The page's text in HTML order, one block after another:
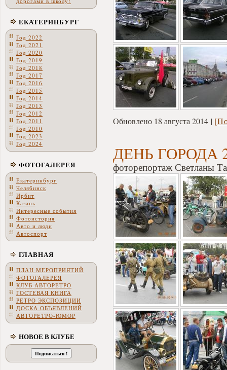
ЕКАТЕРИНБУРГ
Год 2022
Год 2021
Год 2020
Год 2019
Год 2018
Год 2017
Год 2016
Год 2015
Год 2014
Год 2013
Год 2012
Год 2011
Год 2010
Год 2023
Год 2024
ФОТОГАЛЕРЕЯ
Екатеринбург
Челябинск
Ирбит
Казань
Интересные события
Фотоистория
Авто и люди
Автоспорт
ГЛАВНАЯ
ПЛАН МЕРОПРИЯТИЙ
ФОТОГАЛЕРЕЯ
КЛУБ АВТОРЕТРО
ГОСТЕВАЯ КНИГА
РЕТРО ЭКСПОЗИЦИИ
ДОСКА ОБЪЯВЛЕНИЙ
АВТОРЕТРО-ЮМОР
НОВОЕ В КЛУБЕ
Обновлено 18 августа 2014
ДЕНЬ ГОРОДА
фоторепортаж Светланы